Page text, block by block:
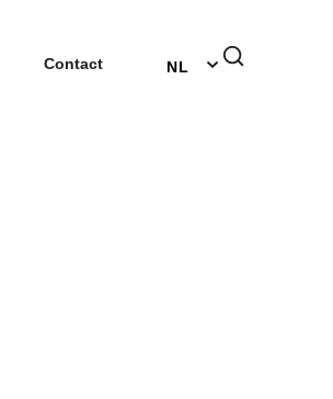
Contact NL
DE